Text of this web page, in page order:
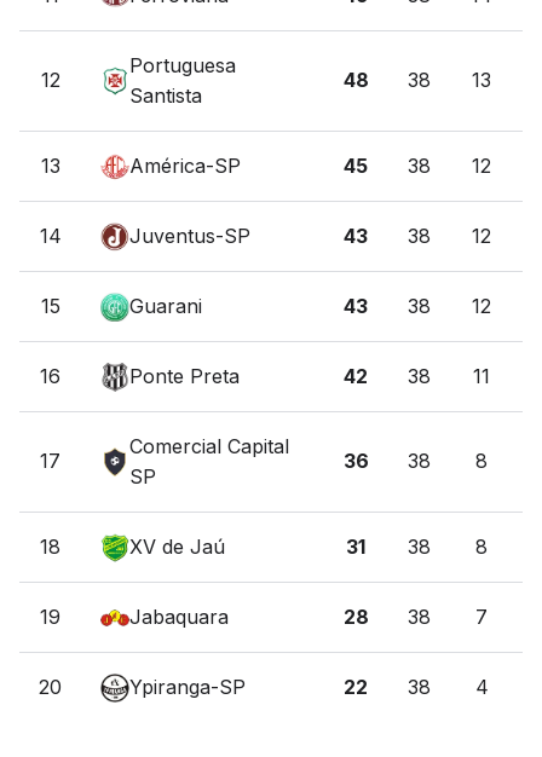
12
Portuguesa
Santista
48 38 13
13 América-SP 45 38 12
14 Juventus-SP 43 38 12
15 Guarani 43 38 12
16 Ponte Preta 42 38 11
17
Comercial Capital
SP
36 38 8
18 XV de Jaú 31 38 8
19 Jabaquara 28 38 7
20 Ypiranga-SP 22 38 4